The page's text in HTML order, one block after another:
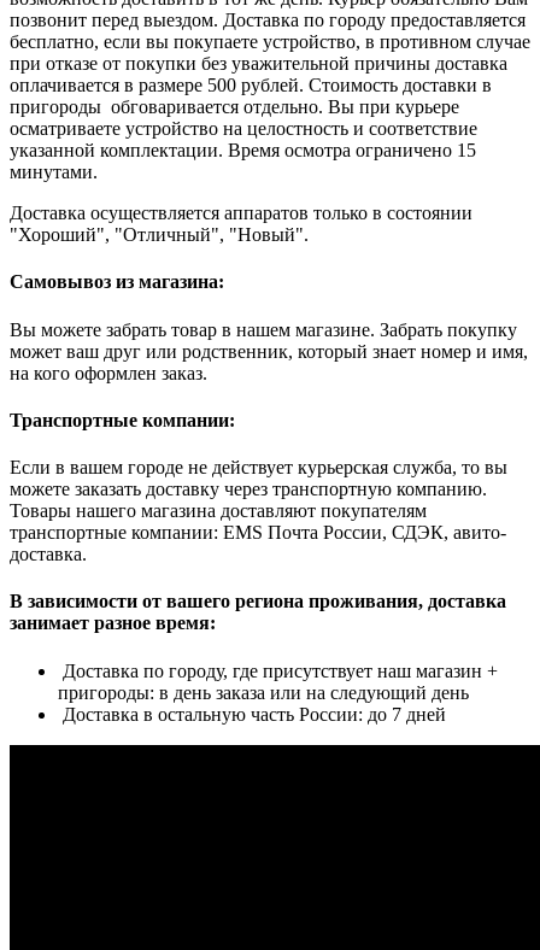
позвонит перед выездом. Доставка по городу предоставляется
бесплатно, если вы покупаете устройство, в противном случае
при отказе от покупки без уважительной причины доставка
оплачивается в размере 500 рублей. Стоимость доставки в
пригороды обговаривается отдельно. Вы при курьере
осматриваете устройство на целостность и соответствие
указанной комплектации. Время осмотра ограничено 15
минутами.
Доставка осуществляется аппаратов только в состоянии
"Хороший", "Отличный", "Новый".
Самовывоз из магазина:
Вы можете забрать товар в нашем магазине. Забрать покупку
может ваш друг или родственник, который знает номер и имя,
на кого оформлен заказ.
Транспортные компании:
Если в вашем городе не действует курьерская служба, то вы
можете заказать доставку через транспортную компанию.
Товары нашего магазина доставляют покупателям
транспортные компании: EMS Почта России, СДЭК, авито-
доставка.
В зависимости от вашего региона проживания, доставка
занимает разное время:
Доставка по городу, где присутствует наш магазин +
пригороды: в день заказа или на следующий день
Доставка в остальную часть России: до 7 дней